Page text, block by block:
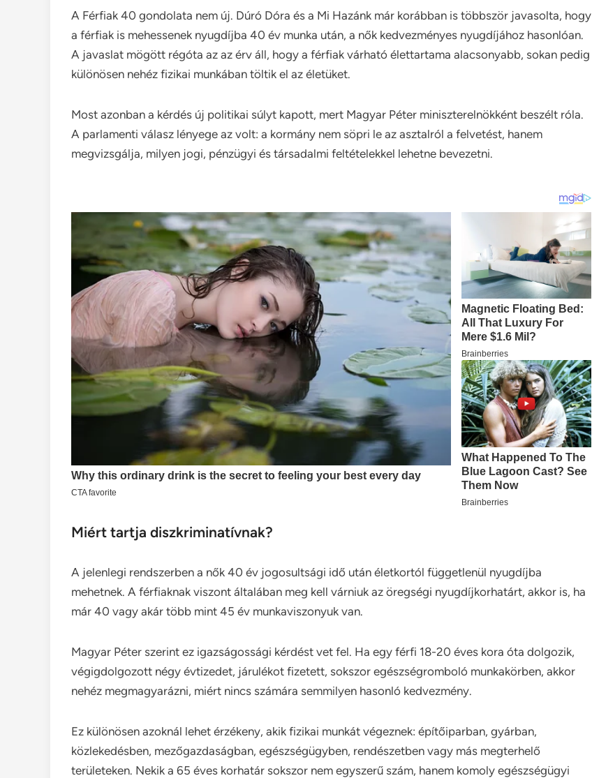
A Férfiak 40 gondolata nem új. Dúró Dóra és a Mi Hazánk már korábban is többször javasolta, hogy
a férfiak is mehessenek nyugdíjba 40 év munka után, a nők kedvezményes nyugdíjához hasonlóan.
A javaslat mögött régóta az az érv áll, hogy a férfiak várható élettartama alacsonyabb, sokan pedig
különösen nehéz fizikai munkában töltik el az életüket.
Most azonban a kérdés új politikai súlyt kapott, mert Magyar Péter miniszterelnökként beszélt róla.
A parlamenti válasz lényege az volt: a kormány nem söpri le az asztalról a felvetést, hanem
megvizsgálja, milyen jogi, pénzügyi és társadalmi feltételekkel lehetne bevezetni.
Miért tartja diszkriminatívnak?
A jelenlegi rendszerben a nők 40 év jogosultsági idő után életkortól függetlenül nyugdíjba
mehetnek. A férfiaknak viszont általában meg kell várniuk az öregségi nyugdíjkorhatárt, akkor is, ha
már 40 vagy akár több mint 45 év munkaviszonyuk van.
Magyar Péter szerint ez igazságossági kérdést vet fel. Ha egy férfi 18-20 éves kora óta dolgozik,
végigdolgozott négy évtizedet, járulékot fizetett, sokszor egészségromboló munkakörben, akkor
nehéz megmagyarázni, miért nincs számára semmilyen hasonló kedvezmény.
Ez különösen azoknál lehet érzékeny, akik fizikai munkát végeznek: építőiparban, gyárban,
közlekedésben, mezőgazdaságban, egészségügyben, rendészetben vagy más megterhelő
területeken. Nekik a 65 éves korhatár sokszor nem egyszerű szám, hanem komoly egészségügyi